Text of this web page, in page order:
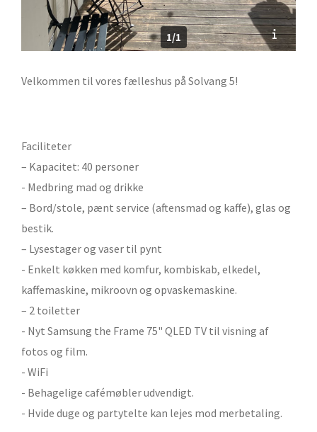
1/1
Velkommen til vores fælleshus på Solvang 5!
Faciliteter
– Kapacitet: 40 personer
- Medbring mad og drikke
– Bord/stole, pænt service (aftensmad og kaffe), glas og
bestik.
– Lysestager og vaser til pynt
- Enkelt køkken med komfur, kombiskab, elkedel,
kaffemaskine, mikroovn og opvaskemaskine.
– 2 toiletter
- Nyt Samsung the Frame 75" QLED TV til visning af
fotos og film.
- WiFi
- Behagelige cafémøbler udvendigt.
- Hvide duge og partytelte kan lejes mod merbetaling.